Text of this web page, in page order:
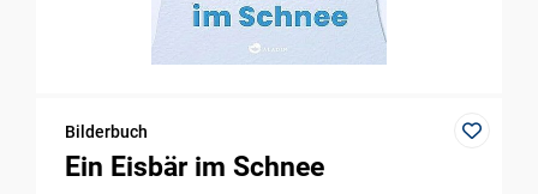
Bilderbuch
Ein Eisbär im Schnee